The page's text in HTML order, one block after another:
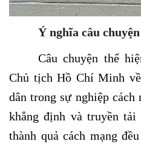
Ý nghĩa câu chuyện
Câu chuyện thể
Chủ tịch Hồ Chí Minh
dân trong sự nghiệp cách
khẳng định và truyền
thành quả cách mạng